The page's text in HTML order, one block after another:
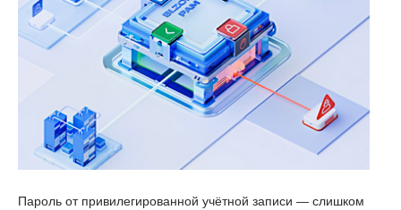
Пароль от привилегированной учётной записи — слишком